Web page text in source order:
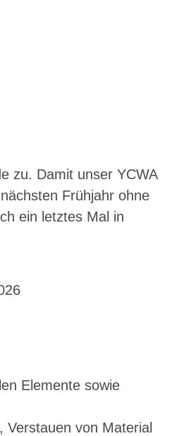
zu. Damit unser YCWA
Frühjahr ohne
ein letztes Mal in
Elemente sowie
Verstauen von Material